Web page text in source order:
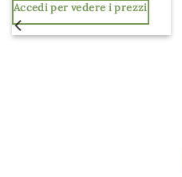
Accedi per vedere i prezzi